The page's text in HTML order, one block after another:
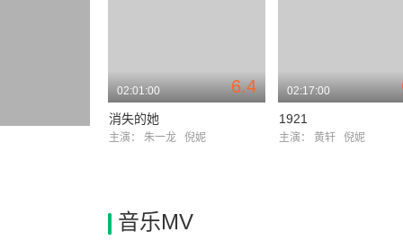
6.4
02:01:00
消失的她
主演： 朱一龙 倪妮
02:17:00
1921
主演： 黄轩 倪妮
音乐MV